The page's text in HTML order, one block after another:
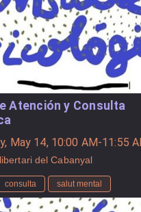
Atención y Consulta
May 14, 10:00 AM-11:55
del Cabanyal
consulta salut mental